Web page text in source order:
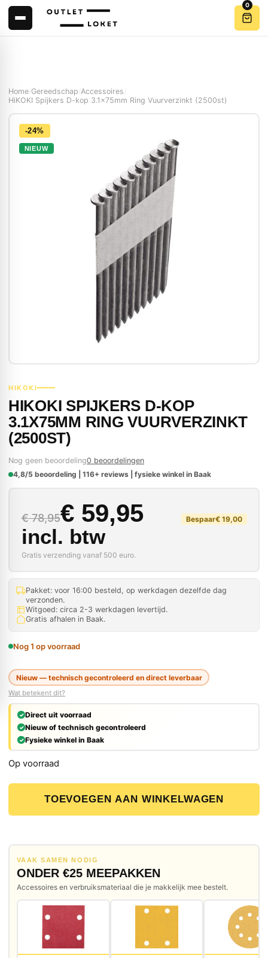
0
Home Gereedschap Accessoires
HiKOKI Spijkers D-kop 3.1x75mm Ring Vuurverzinkt (2500st)
-24%
NIEUW
HIKOKI
HIKOKI SPIJKERS D-KOP
3.1X75MM RING VUURVERZINKT
(2500ST)
Nog geen beoordeling0 beoordelingen
4,8/5 beoordeling | 116+ reviews | fysieke winkel in Baak
€78,95
Oorspronkelijke
€59,95
Huidige prijs is: €
incl. btw
Bespaar€19,00
Gratis verzending vanaf 500 euro.
Pakket: voor 16:00 besteld, op werkdagen dezelfde dag
verzonden.
Witgoed: circa 2-3 werkdagen levertijd.
Gratis afhalen in Baak.
Nog 1 op voorraad
Nieuw — technisch gecontroleerd en direct leverbaar
Wat betekent dit?
Direct uit voorraad
Nieuw of technisch gecontroleerd
Fysieke winkel in Baak
Op voorraad
HiKOKI Spijkers D-kop 3.1x75mm Ring Vuurverzinkt
TOEVOEGEN AAN WINKELWAGEN
VAAK SAMEN NODIG
ONDER €25 MEEPAKKEN
Accessoires en verbruiksmateriaal die je makkelijk mee bestelt.